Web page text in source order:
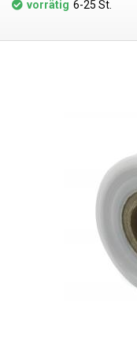
Heißluftstation, aber das
Richtung des Tunnels. Die
gesundheitlich
als Verpackungsmedium
Slg. (Verpackungsgesetz).
Impulsschweißgeräten aus unserem
Mikrometer (0,030 mm)*2
Schrumpftemperatur: ab
vorrätig 6-25 St.